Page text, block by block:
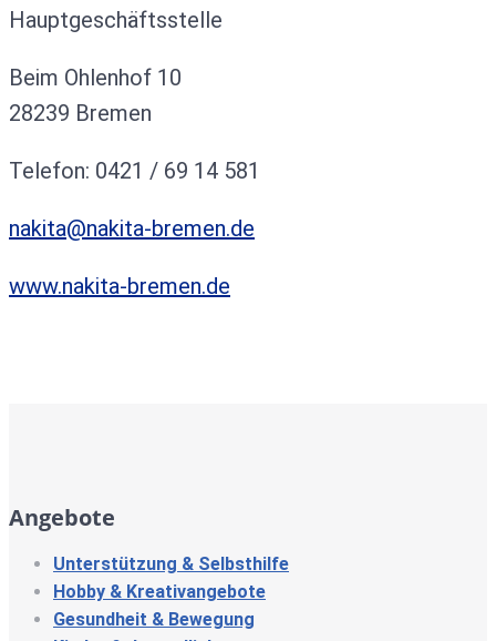
Hauptgeschäftsstelle
Beim Ohlenhof 10
28239 Bremen
Telefon: 0421 / 69 14 581
nakita@nakita-bremen.de
www.nakita-bremen.de
Angebote
Unterstützung & Selbsthilfe
Hobby & Kreativangebote
Gesundheit & Bewegung